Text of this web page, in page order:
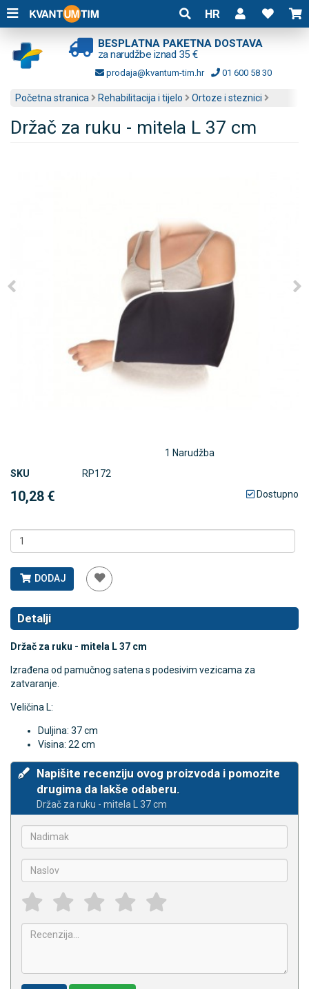
HR
BESPLATNA PAKETNA DOSTAVA
za narudžbe iznad 35 €
prodaja@kvantum-tim.hr 01 600 58 30
Početna stranica Rehabilitacija i tijelo Ortoze i steznici
Držač za ruku - mitela L 37 cm
1 Narudžba
SKU
RP172
10,28 € Dostupno
DODAJ
Detalji
Držač za ruku - mitela L 37 cm
Izrađena od pamučnog satena s podesivim vezicama za
zatvaranje.
Veličina L:
Duljina: 37 cm
Visina: 22 cm
Napišite recenziju ovog proizvoda i pomozite
drugima da lakše odaberu.
Držač za ruku - mitela L 37 cm